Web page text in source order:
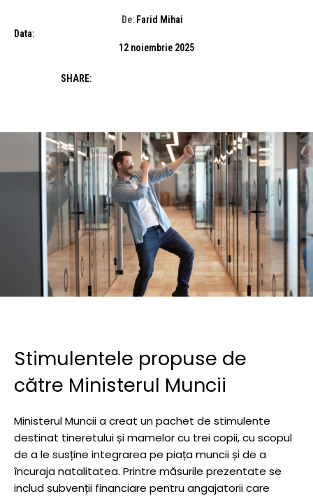
De: Farid Mihai
Data:
12 noiembrie 2025
SHARE:
Stimulentele propuse de
către Ministerul Muncii
Ministerul Muncii a creat un pachet de stimulente
destinat tineretului și mamelor cu trei copii, cu scopul
de a le susține integrarea pe piața muncii și de a
încuraja natalitatea. Printre măsurile prezentate se
includ subvenții financiare pentru angajatorii care